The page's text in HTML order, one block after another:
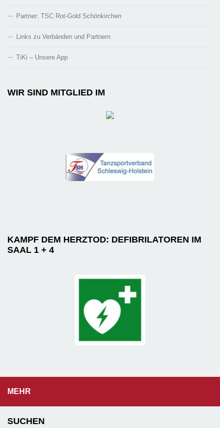
Partner: TSC Rot-Gold Schönkirchen
Links zu Verbänden und Partnern
TiKi – Unsere App
WIR SIND MITGLIED IM
KAMPF DEM HERZTOD: DEFIBRILATOREN IM
SAAL 1 + 4
MEHR
SUCHEN